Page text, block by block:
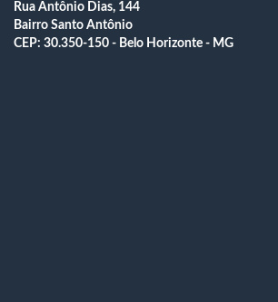
Rua Antônio Dias, 144
Bairro Santo Antônio
CEP: 30.350-150 - Belo Horizonte - MG